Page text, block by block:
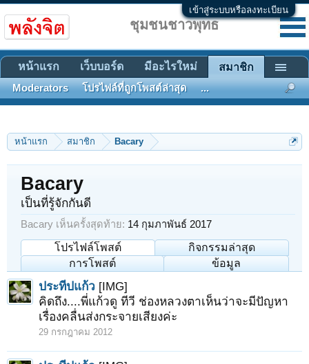
เข้าสู่ระบบหรือลงทะเบียน
หน้าแรก สมาชิก Bacary
Bacary
เป็นที่รู้จักกันดี
Bacary เห็นครั้งสุดท้าย: 14 กุมภาพันธ์ 2017
โปรไฟล์โพสต์
กิจกรรมล่าสุด
การโพสต์
ข้อมูล
ประทีปแก้ว [IMG]
คิดถึง....พี่แก้วดู ทีวี ช่องหลวงตาเห็นว่าจะมีปัญหา
เรื่องคลื่นส่งกระจายเสียงค่ะ
29 กรกฎาคม 2012
ชุมชนชาวพุทธ
หน้าแรก เว็บบอร์ด มีอะไรใหม่ สมาชิก
Moderators โปรไฟล์ที่ถูกโพสต์ล่าสุด ...